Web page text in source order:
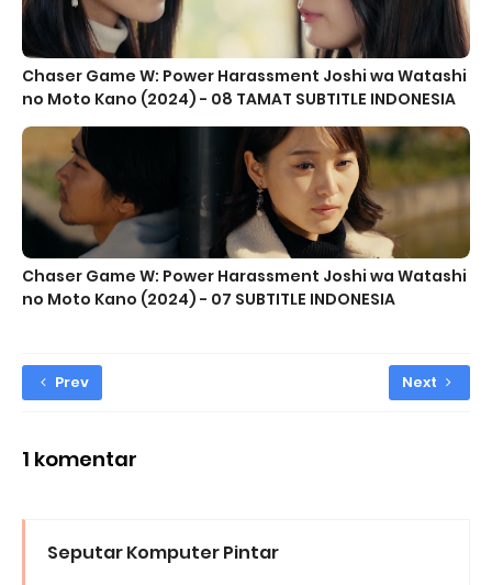
Chaser Game W: Power Harassment Joshi wa Watashi
no Moto Kano (2024) - 08 TAMAT SUBTITLE INDONESIA
Chaser Game W: Power Harassment Joshi wa Watashi
no Moto Kano (2024) - 07 SUBTITLE INDONESIA
Prev Next
1 komentar
Seputar Komputer Pintar